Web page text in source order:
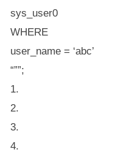
sys_user0
WHERE
user_name = ‘abc’
“””;
1.
2.
3.
4.